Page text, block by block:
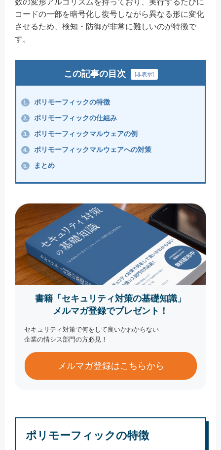
コードの一部を暗号化し復号しながら異なる形に変化
させるため、検知・防御が非常に難しいのが特徴で
す。
この記事の目次 [非表示]
1. ポリモーフィックの特徴
2. ポリモーフィックの仕組み
3. ポリモーフィックマルウェアの例
4. ポリモーフィックマルウェアへの対策
5. まとめ
書籍「セキュリティ対策の基礎知識」
メルマガ登録でプレゼント！
セキュリティ対策で何をして良いかわからない
企業の情シス部門の方必見！
メルマガ登録はこちらから
ポリモーフィックの特徴